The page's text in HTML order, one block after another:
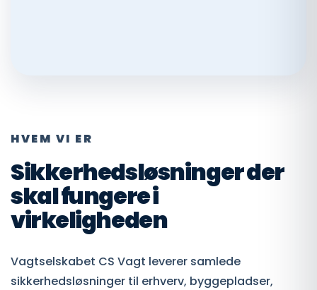
HVEM VI ER
Sikkerhedsløsninger der
skal fungere i
virkeligheden
Vagtselskabet CS Vagt leverer samlede
sikkerhedsløsninger til erhverv, byggepladser,